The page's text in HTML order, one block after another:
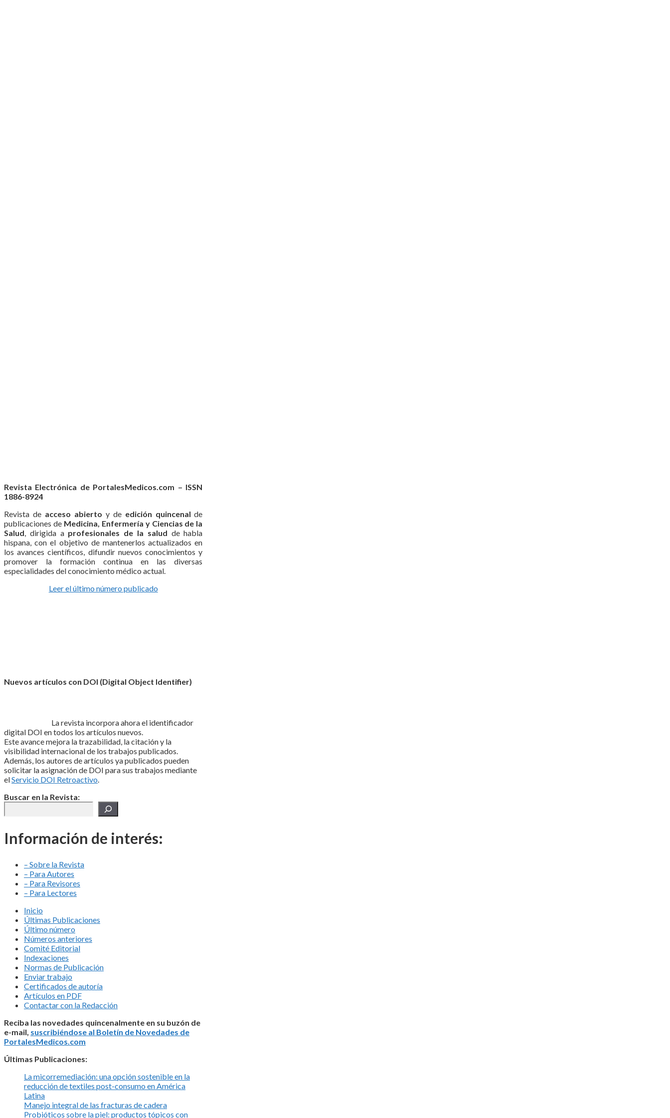
Revista Electrónica de PortalesMedicos.com – ISSN
1886-8924
Revista de acceso abierto y de edición quincenal de
publicaciones de Medicina, Enfermería y Ciencias de la
Salud, dirigida a profesionales de la salud de habla
hispana, con el objetivo de mantenerlos actualizados en
los avances científicos, difundir nuevos conocimientos y
promover la formación continua en las diversas
especialidades del conocimiento médico actual.
Leer el último número publicado
Nuevos artículos con DOI (Digital Object Identifier)
La revista incorpora ahora el identificador
digital DOI en todos los artículos nuevos.
Este avance mejora la trazabilidad, la citación y la
visibilidad internacional de los trabajos publicados.
Además, los autores de artículos ya publicados pueden
solicitar la asignación de DOI para sus trabajos mediante
elServicio DOI Retroactivo.
Buscar en la Revista:
Información de interés:
– Sobre la Revista
– Para Autores
– Para Revisores
– Para Lectores
Inicio
Últimas Publicaciones
Último número
Números anteriores
Comité Editorial
Indexaciones
Normas de Publicación
Enviar trabajo
Certificados de autoría
Artículos en PDF
Contactar con la Redacción
Reciba las novedades quincenalmente en su buzón de
e-mail, suscribiéndose al Boletín de Novedades de
PortalesMedicos.com
Últimas Publicaciones:
La micorremediación: una opción sostenible en la
reducción de textiles post-consumo en América
Latina
Manejo integral de las fracturas de cadera
Probióticos sobre la piel: productos tópicos con